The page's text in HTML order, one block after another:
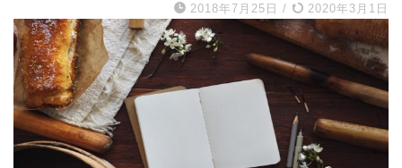
2018年7月25日 / 2020年3月1日